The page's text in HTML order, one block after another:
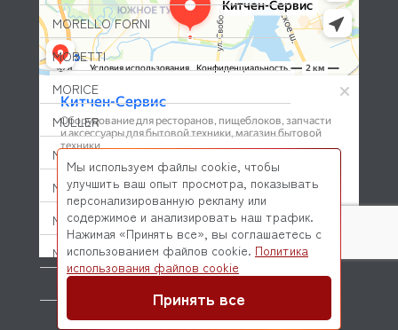
MORELLO FORNI
MORETTI
MORICE
MULLER
MUSSO
MVQ
NEMOX
NOPEIN
NUOVA SIMONELLI
© 2026 Kitchen-Service.com Интернет-магазин запчастей
и оборудования профессиональной кухни
Мы используем файлы cookie, чтобы
улучшить ваш опыт просмотра, показывать
персонализированную рекламу или
содержимое и анализировать наш трафик.
Нажимая «Принять все», вы соглашаетесь с
использованием файлов cookie. Политика
использования файлов cookie
Принять все